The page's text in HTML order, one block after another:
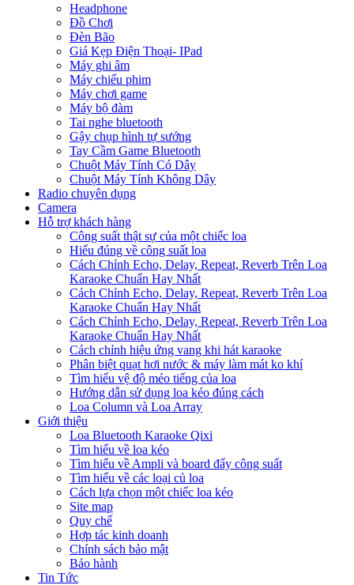
Headphone
Đồ Chơi
Đèn Bão
Giá Kẹp Điện Thoại- IPad
Máy ghi âm
Máy chiếu phim
Máy chơi game
Máy bộ đàm
Tai nghe bluetooth
Gậy chụp hình tự sướng
Tay Cầm Game Bluetooth
Chuột Máy Tính Có Dây
Chuột Máy Tính Không Dây
Radio chuyên dụng
Camera
Hỗ trợ khách hàng
Công suất thật sự của một chiếc loa
Hiểu đúng về công suất loa
Cách Chỉnh Echo, Delay, Repeat, Reverb Trên Loa
Karaoke Chuẩn Hay Nhất
Cách Chỉnh Echo, Delay, Repeat, Reverb Trên Loa
Karaoke Chuẩn Hay Nhất
Cách Chỉnh Echo, Delay, Repeat, Reverb Trên Loa
Karaoke Chuẩn Hay Nhất
Cách chỉnh hiệu ứng vang khi hát karaoke
Phân biệt quạt hơi nước & máy làm mát ko khí
Tìm hiểu vệ độ méo tiếng của loa
Hướng dẫn sử dụng loa kéo đúng cách
Loa Column và Loa Array
Giới thiệu
Loa Bluetooth Karaoke Qixi
Tìm hiểu về loa kéo
Tìm hiểu về Ampli và board đẩy công suất
Tìm hiểu về các loại củ loa
Cách lựa chọn một chiếc loa kéo
Site map
Quy chế
Hợp tác kinh doanh
Chính sách bảo mật
Bảo hành
Tin Tức